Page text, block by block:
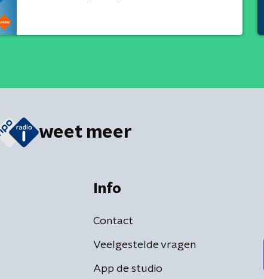
weet meer
Info
Contact
Veelgestelde vragen
App de studio